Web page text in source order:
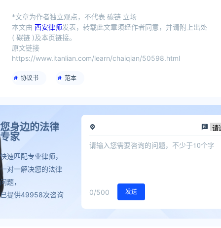
*文章为作者独立观点，不代表 碳链 立场
本文由 西安律师发表，转载此文章须经作者同意，并请附上出处
( 碳链 )及本页链接。
原文链接
https://www.itanlian.com/learn/chaiqian/50598.html
协议书 范本
您身边的法律
专家
快速匹配专业律师，
一对一解决您的法律
问题，
已提供49958次咨询
0/500 发送